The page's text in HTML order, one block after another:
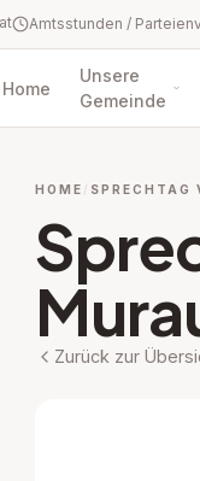
Home
Unsere
Gemeinde
HOME SPRECHTAG
Zurück zur